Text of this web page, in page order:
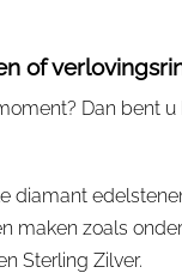
of
Dan bent u
diamant
maken zoals
Sterling Zilver.